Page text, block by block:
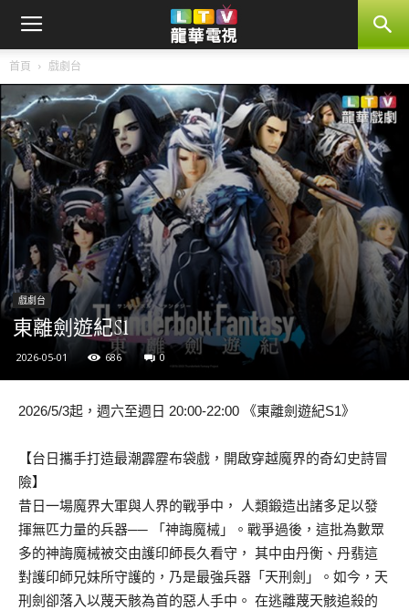
首頁 戲劇台
戲劇台
東離劍遊紀S1
2026-05-01 686 0
2026/5/3起，週六至週日 20:00-22:00 《東離劍遊紀S1》
【台日攜手打造最潮霹靂布袋戲，開啟穿越魔界的奇幻史詩冒
險】
昔日一場魔界大軍與人界的戰爭中， 人類鍛造出諸多足以發
揮無匹力量的兵器── 「神誨魔械」。戰爭過後，這批為數眾
多的神誨魔械被交由護印師長久看守， 其中由丹衡、丹翡這
對護印師兄妹所守護的，乃是最強兵器「天刑劍」。如今，天
刑劍卻落入以蔑天骸為首的惡人手中。 在逃離蔑天骸追殺的